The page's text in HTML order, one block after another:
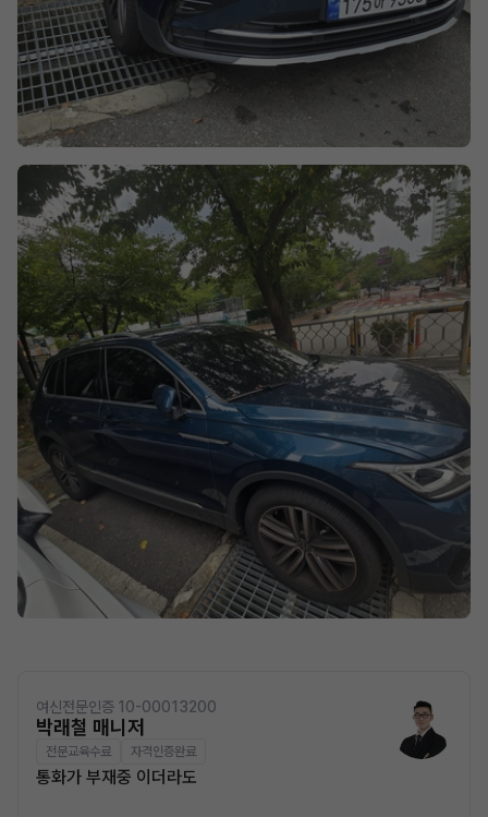
여신전문인증 10-00013200
박래철 매니저
전문교육수료 자격인증완료
통화가 부재중 이더라도